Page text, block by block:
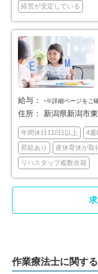
経営が安定している
給与： -※詳細ページをご
住所： 新潟県新潟市
年間休日110日以上 4週
昇給あり 産休育休が取
リハスタッフ複数在籍
作業療法士に関す